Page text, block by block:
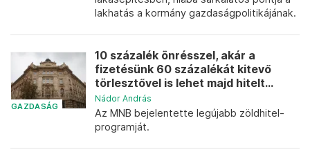
lakhatás a kormány gazdaságpolitikájának.
GAZDASÁG
10 százalék önrésszel, akár a
fizetésünk 60 százalékát kitevő
törlesztővel is lehet majd hitelt...
Nádor András
Az MNB bejelentette legújabb zöldhitel-
programját.